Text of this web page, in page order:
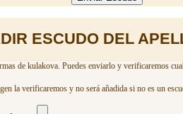
ESCUDO DEL
de kulakova. Puedes enviarlo y verificaremos
la verificaremos y no será añadida si no es un